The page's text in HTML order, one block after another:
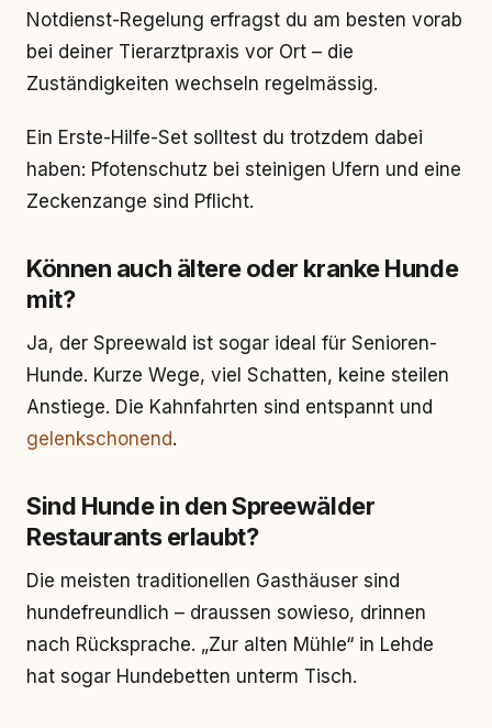
Notdienst-Regelung erfragst du am besten vorab
bei deiner Tierarztpraxis vor Ort – die
Zuständigkeiten wechseln regelmässig.
Ein Erste-Hilfe-Set solltest du trotzdem dabei
haben: Pfotenschutz bei steinigen Ufern und eine
Zeckenzange sind Pflicht.
Können auch ältere oder kranke Hunde
mit?
Ja, der Spreewald ist sogar ideal für Senioren-
Hunde. Kurze Wege, viel Schatten, keine steilen
Anstiege. Die Kahnfahrten sind entspannt und
gelenkschonend.
Sind Hunde in den Spreewälder
Restaurants erlaubt?
Die meisten traditionellen Gasthäuser sind
hundefreundlich – draussen sowieso, drinnen
nach Rücksprache. „Zur alten Mühle“ in Lehde
hat sogar Hundebetten unterm Tisch.